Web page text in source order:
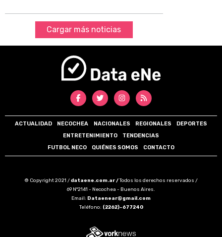
Cargar más noticias
ACTUALIDAD NECOCHEA NACIONALES REGIONALES
DEPORTES
ENTRETENIMIENTO
TENDENCIAS
FUTBOL NECO
QUIÉNES SOMOS CONTACTO
© Copyright 2021 /dataene.com.ar /Todos los derechos reservados /
69 N°2141 - Necochea - Buenos Aires.
Email: Dataenear@gmail.com
Teléfono: (2262)-677240